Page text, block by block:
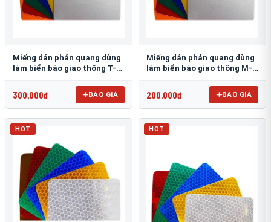
Miếng dán phản quang dùng
làm biển báo giao thông T-
300.000đ BÁO GIÁ
Miếng dán phản quang dùng
làm biển báo giao thông M-
200.000đ BÁO GIÁ
HOT HOT